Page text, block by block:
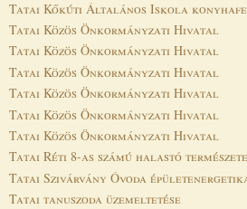
Tatai Kőkúti Általános Iskola
Tatai Közös Önkormányzati Hivatal
Tatai Közös Önkormányzati Hivatal
Tatai Közös Önkormányzati Hivatal
Tatai Közös Önkormányzati Hivatal
Tatai Közös Önkormányzati Hivatal
Tatai Közös Önkormányzati Hivatal
Tatai Réti 8-as számú halastó
Tatai Szivárvány Óvoda
Tatai tanuszoda üzemeltetése